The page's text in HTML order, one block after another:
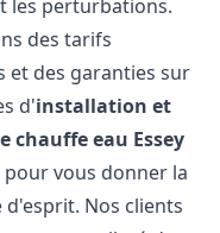
les perturbations.
des tarifs
et des garanties sur
d'installation et
chauffe eau Essey
pour vous donner la
Nos clients